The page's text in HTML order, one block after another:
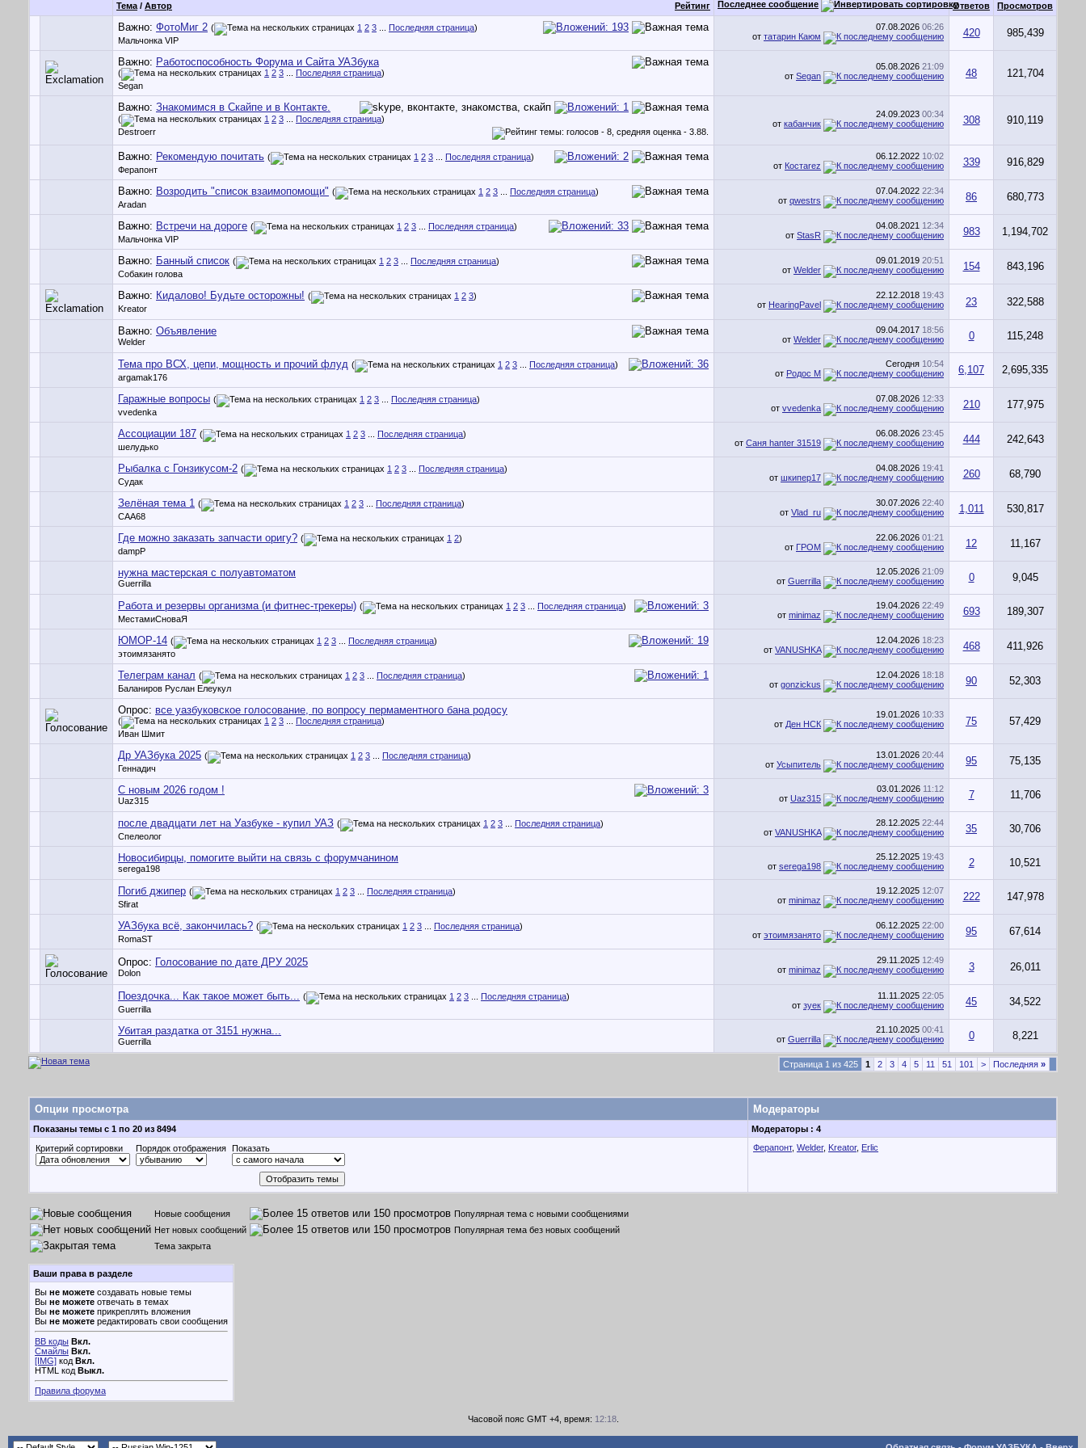
Рейтинг
Тема / Автор Последнее сообщение Ответов Просмотров
Важно: ФотоМиг 2 ( 1 2 3 Последняя страница)
Мальчонка VIP
07.08.2026 06:26
от татарин Каюм 420 985,439
Важно: Работоспособность Форума и Сайта УАЗбука
( 1 2 3 Последняя страница)
Segan
05.08.2026 21:09
от Segan 48 121,704
Важно: Знакомимся в Скайпе и в Контакте.
( 1 2 3 Последняя страница)
Destroerr
24.09.2023 00:34
от кабанчик 308 910,119
Важно: Рекомендую почитать ( 1 2 3 Последняя страница)
Ферапонт
06.12.2022 10:02
от Костаrez 339 916,829
Важно: Возродить "список взаимопомощи" ( 1 2 3 Последняя страница)
Aradan
07.04.2022 22:34
от qwestrs 86 680,773
Важно: Встречи на дороге ( 1 2 3 Последняя страница)
Мальчонка VIP
04.08.2021 12:34
от StasR 983 1,194,702
Важно: Банный список ( 1 2 3 Последняя страница)
Собакин голова
09.01.2019 20:51
от Welder 154 843,196
Важно: Кидалово! Будьте осторожны! ( 1 2 3)
Kreator
22.12.2018 19:43
от HearingPavel 23 322,588
Важно: Объявление
Welder
09.04.2017 18:56
от Welder 0 115,248
Тема про ВСХ, цепи, мощность и прочий флуд ( 1 2 3 Последняя страница)
argamak176
Сегодня 10:54
от Родос М 6,107 2,695,335
Гаражные вопросы ( 1 2 3 Последняя страница)
vvedenka
07.08.2026 12:33
от vvedenka 210 177,975
Ассоциации 187 ( 1 2 3 Последняя страница)
шелудько
06.08.2026 23:45
от Саня hanter 31519 444 242,643
Рыбалка с Гонзикусом-2 ( 1 2 3 Последняя страница)
Судак
04.08.2026 19:41
от шкипер17 260 68,790
Зелёная тема 1 ( 1 2 3 Последняя страница)
CAA68
30.07.2026 22:40
от Vlad_ru 1,011 530,817
Где можно заказать запчасти оригу? ( 1 2)
dampP
22.06.2026 01:21
от ГРОМ 12 11,167
нужна мастерская с полуавтоматом
Guerrilla
12.05.2026 21:09
от Guerrilla 0 9,045
Работа и резервы организма (и фитнес-трекеры) ( 1 2 3 Последняя страница)
МестамиСноваЯ
19.04.2026 22:49
от minimaz 693 189,307
ЮМОР-14 ( 1 2 3 Последняя страница)
этоимязанято
12.04.2026 18:23
от VANUSHKA 468 411,926
Телеграм канал ( 1 2 3 Последняя страница)
Баланиров Руслан Елеукул
12.04.2026 18:18
от gonzickus 90 52,303
Опрос: все уазбуковское голосование, по вопросу пермаментного бана родосу
( 1 2 3 Последняя страница)
Иван Шмит
19.01.2026 10:33
от Ден НСК 75 57,429
Др УАЗбука 2025 ( 1 2 3 Последняя страница)
Геннадич
13.01.2026 20:44
от Усыпитель 95 75,135
С новым 2026 годом !
Uaz315
03.01.2026 11:12
от Uaz315 7 11,706
после двадцати лет на Уазбуке - купил УАЗ ( 1 2 3 Последняя страница)
Спелеолог
28.12.2025 22:44
от VANUSHKA 35 30,706
Новосибирцы, помогите выйти на связь с форумчанином
serega198
25.12.2025 19:43
от serega198 2 10,521
Погиб джипер ( 1 2 3 Последняя страница)
Sfirat
19.12.2025 12:07
от minimaz 222 147,978
УАЗбука всё, закончилась? ( 1 2 3 Последняя страница)
RomaST
06.12.2025 22:00
от этоимязанято 95 67,614
Опрос: Голосование по дате ДРУ 2025
Dolon
29.11.2025 12:49
от minimaz 3 26,011
Поездочка... Как такое может быть... ( 1 2 3 Последняя страница)
Guerrilla
11.11.2025 22:05
от зуек 45 34,522
Убитая раздатка от 3151 нужна...
Guerrilla
21.10.2025 00:41
от Guerrilla 0 8,221
Страница 1 из 425 1 2 3 4 5 11 51 101 > Последняя »
Опции просмотра Модераторы
Показаны темы с 1 по 20 из 8494
Модераторы : 4
Критерий сортировки
Порядок отображения Показать Ферапонт, Welder, Kreator, Erlic
Новые сообщения
Популярная тема с новыми сообщениями
Нет новых сообщений
Популярная тема без новых сообщений
Тема закрыта
Ваши права в разделе
Вы не можете создавать новые темы
Вы не можете отвечать в темах
Вы не можете прикреплять вложения
Вы не можете редактировать свои сообщения
BB коды Вкл.
Смайлы Вкл.
[IMG] код Вкл.
HTML код Выкл.
Правила форума
Часовой пояс GMT +4, время: 12:18.